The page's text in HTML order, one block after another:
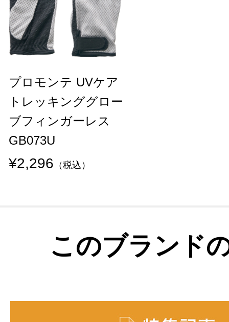
プロモンテ UVケア
トレッキンググロー
ブフィンガーレス
GB073U
¥2,296 （税込）
このブランド